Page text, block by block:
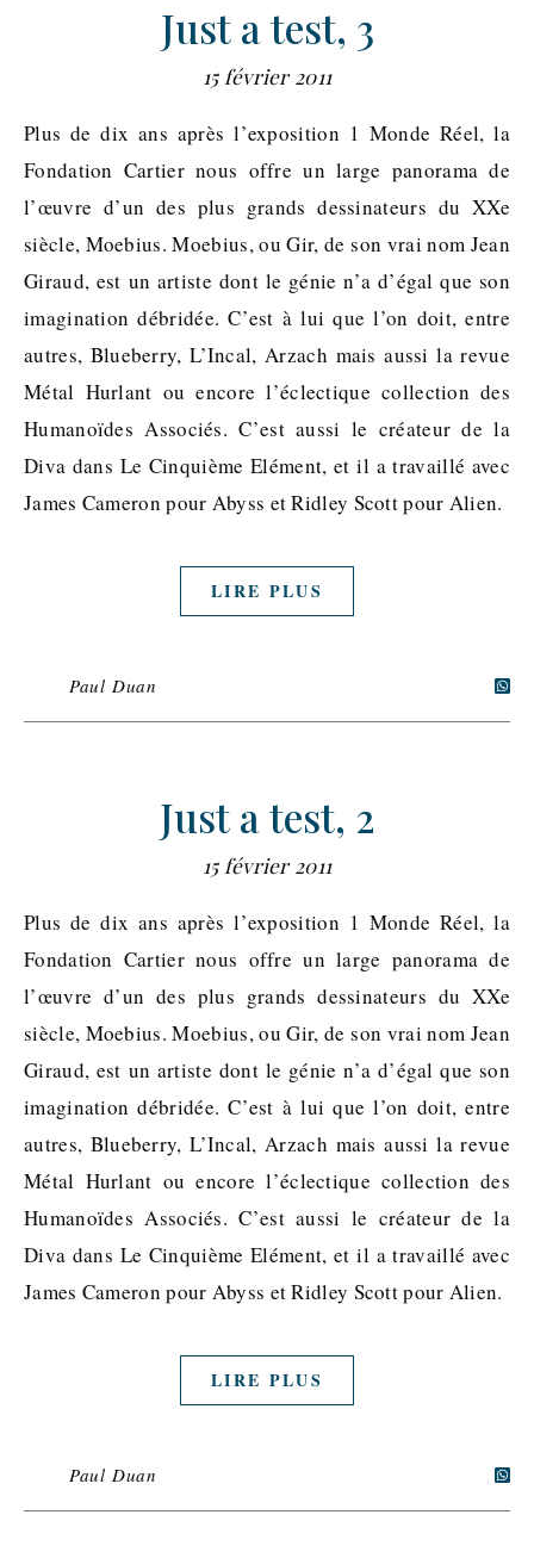
Just a test, 3
15 février 2011
Plus de dix ans après l’exposition 1 Monde Réel, la
Fondation Cartier nous offre un large panorama de
l’œuvre d’un des plus grands dessinateurs du XXe
siècle, Moebius. Moebius, ou Gir, de son vrai nom Jean
Giraud, est un artiste dont le génie n’a d’égal que son
imagination débridée. C’est à lui que l’on doit, entre
autres, Blueberry, L’Incal, Arzach mais aussi la revue
Métal Hurlant ou encore l’éclectique collection des
Humanoïdes Associés. C’est aussi le créateur de la
Diva dans Le Cinquième Elément, et il a travaillé avec
James Cameron pour Abyss et Ridley Scott pour Alien.
LIRE PLUS
Paul Duan
Just a test, 2
15 février 2011
Plus de dix ans après l’exposition 1 Monde Réel, la
Fondation Cartier nous offre un large panorama de
l’œuvre d’un des plus grands dessinateurs du XXe
siècle, Moebius. Moebius, ou Gir, de son vrai nom Jean
Giraud, est un artiste dont le génie n’a d’égal que son
imagination débridée. C’est à lui que l’on doit, entre
autres, Blueberry, L’Incal, Arzach mais aussi la revue
Métal Hurlant ou encore l’éclectique collection des
Humanoïdes Associés. C’est aussi le créateur de la
Diva dans Le Cinquième Elément, et il a travaillé avec
James Cameron pour Abyss et Ridley Scott pour Alien.
LIRE PLUS
Paul Duan